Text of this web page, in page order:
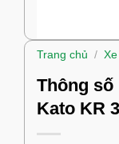
Trang chủ /
Thông số
Kato KR